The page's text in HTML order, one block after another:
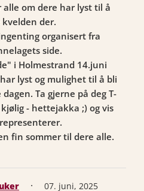
om dere har lyst til å
der.
organisert fra
side.
i Holmestrand 14.juni
lyst og mulighet til å bli
Ta gjerne på deg T-
- hettejakka ;) og vis
fin sommer til dere alle.
· 07. juni, 2025